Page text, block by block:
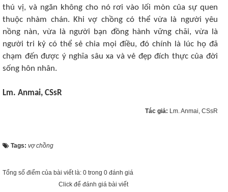
thú vị, và ngăn không cho nó rơi vào lối mòn của sự quen
thuộc nhàm chán. Khi vợ chồng có thể vừa là người yêu
nồng nàn, vừa là người bạn đồng hành vững chãi, vừa là
người tri kỷ có thể sẻ chia mọi điều, đó chính là lúc họ đã
chạm đến được ý nghĩa sâu xa và vẻ đẹp đích thực của đời
sống hôn nhân.
Lm. Anmai, CSsR
Tác giả: Lm. Anmai, CSsR
Tags: vợ chồng
Tổng số điểm của bài viết là: 0 trong 0 đánh giá
Click để đánh giá bài viết